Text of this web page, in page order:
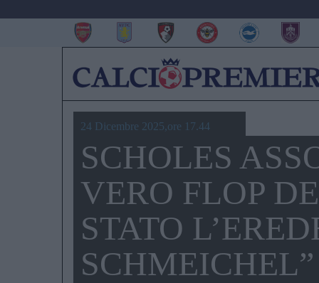
24 Dicembre 2025,ore 17.44
SCHOLES
VERO FLOP
STATO
SCHMEICHEL”